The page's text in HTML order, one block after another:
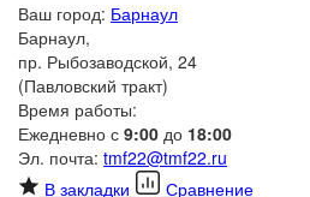
Ваш город: Барнаул
Барнаул,
пр. Рыбозаводской, 24
(Павловский тракт)
Время работы:
Ежедневно с 9:00 до 18:00
Эл. почта: tmf22@tmf22.ru
В закладки
Сравнение